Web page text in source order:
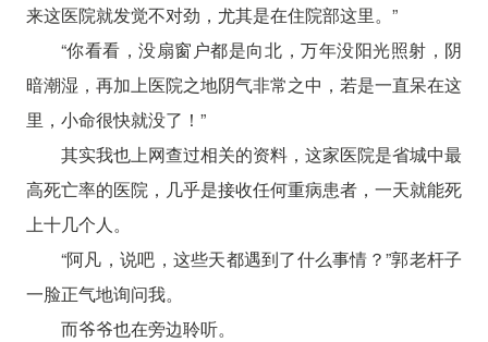
来这医院就发觉不对劲，尤其是在住院部这里。”
“你看看，没扇窗户都是向北，万年没阳光照射，阴
暗潮湿，再加上医院之地阴气非常之中，若是一直呆在这
里，小命很快就没了！”
其实我也上网查过相关的资料，这家医院是省城中最
高死亡率的医院，几乎是接收任何重病患者，一天就能死
上十几个人。
“阿凡，说吧，这些天都遇到了什么事情？”郭老杆子
一脸正气地询问我。
而爷爷也在旁边聆听。